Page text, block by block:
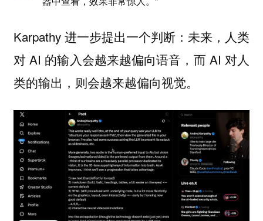
Karpathy 进一步提出一个判断：未来，人类
对 AI 的输入会越来越偏向语音，而 AI 对人
类的输出，则会越来越偏向视觉。